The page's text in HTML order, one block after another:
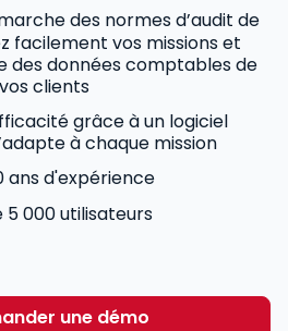
des normes d’audit de
facilement vos missions et
des données comptables de
vos clients
grâce à un logiciel
à chaque mission
ans d'expérience
5 000 utilisateurs
une démo